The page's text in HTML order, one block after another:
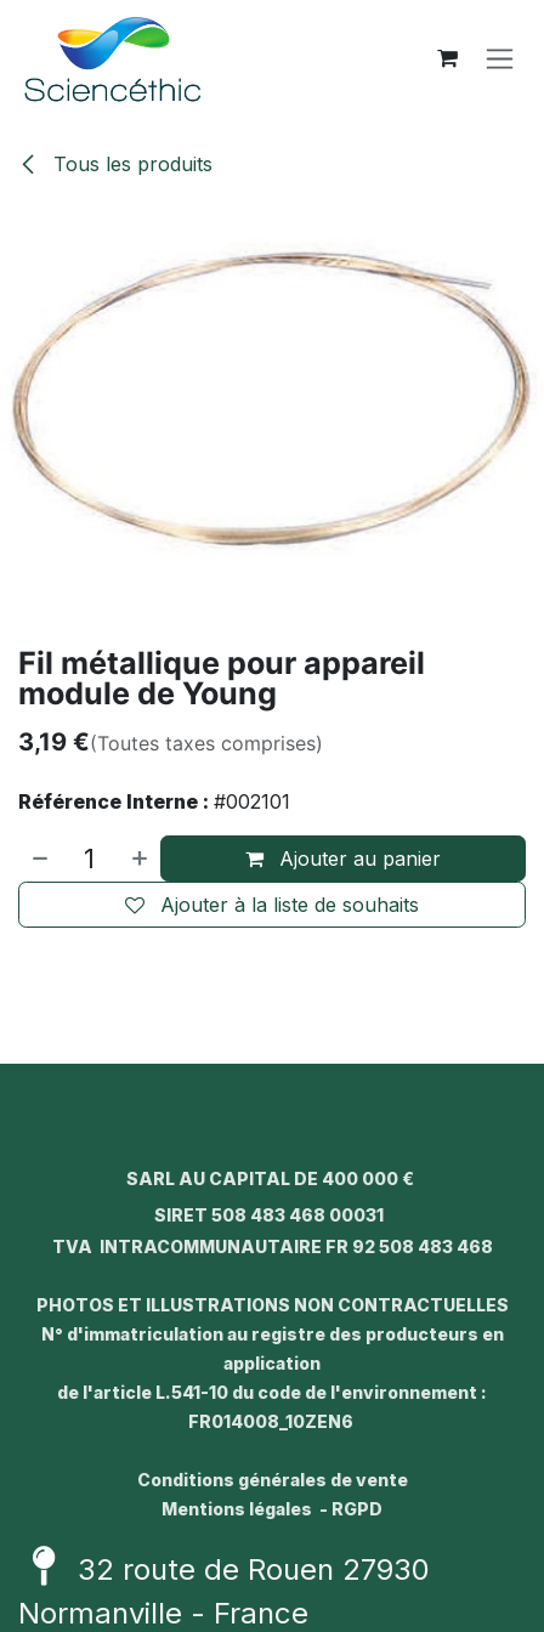
Se rendre au contenu
Tous les produits
Fil métallique pour appareil
module de Young
3,19 €(Toutes taxes comprises)
Référence Interne : #002101
Ajouter au panier
Ajouter à la liste de souhaits
SARL AU CAPITAL DE 400 000 €
SIRET 508 483 468 00031
TVA INTRACOMMUNAUTAIRE FR 92 508 483 468
PHOTOS ET ILLUSTRATIONS NON CONTRACTUELLES
N° d'immatriculation au registre des producteurs en
application
de l'article L.541-10 du code de l'environnement :
FR014008_10ZEN6
Conditions générales de vente
Mentions légales - RGPD
32 route de Rouen 27930
Normanville - France